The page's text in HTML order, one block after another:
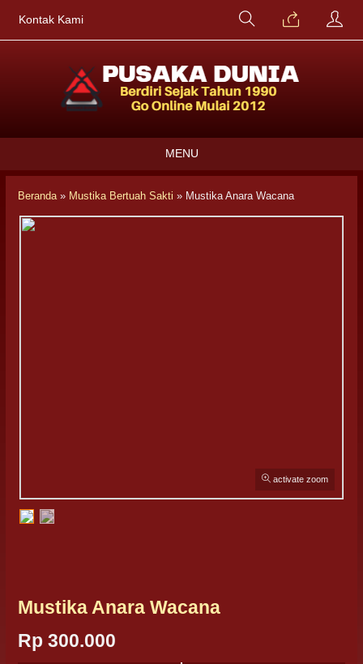
Kontak Kami
MENU
Beranda» Mustika Bertuah Sakti » Mustika Anara Wacana
activate zoom
Mustika Anara Wacana
Rp 300.000